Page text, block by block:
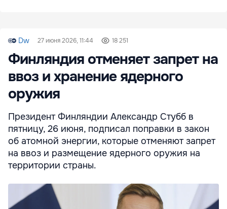
Dw 27 июня 2026, 11:44 18 251
Финляндия отменяет запрет на
ввоз и хранение ядерного
оружия
Президент Финляндии Александр Стубб в
пятницу, 26 июня, подписал поправки в закон
об атомной энергии, которые отменяют запрет
на ввоз и размещение ядерного оружия на
территории страны.